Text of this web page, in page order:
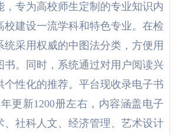
，专为高校师生定制的专业知识内
校建设一流学科和特色专业。在检
统采用权威的中图法分类，方便用
书。同时，系统通过对用户阅读兴
个性化的推荐。平台现收录电子书
更新1200册左右，内容涵盖电子
、社科人文、经济管理、艺术设计